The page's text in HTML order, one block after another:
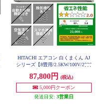
HITACHI エアコン 白くまくん AJ
シリーズ【8畳用/2.5KW/100V/2026
87,800円
(税込)
5,000円クーポン
発送目安: 3営業日